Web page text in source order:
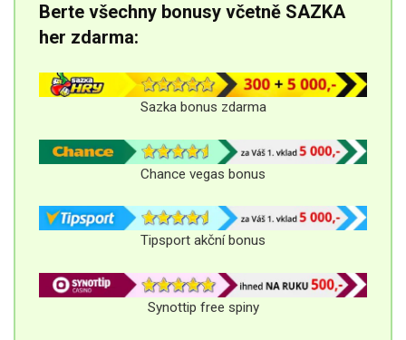
Berte všechny bonusy včetně SAZKA
her zdarma:
Sazka bonus zdarma
Chance vegas bonus
Tipsport akční bonus
Synottip free spiny